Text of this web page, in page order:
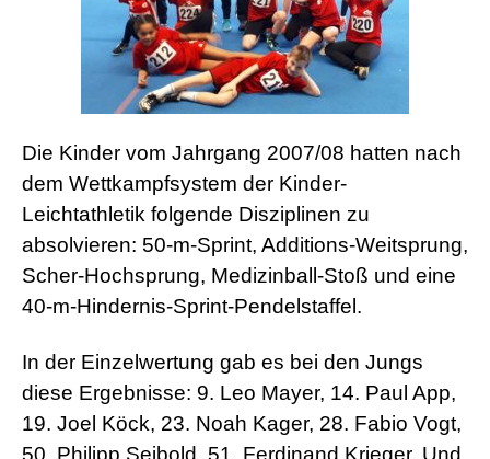
Die Kinder vom Jahrgang 2007/08 hatten nach
dem Wettkampfsystem der Kinder-
Leichtathletik folgende Disziplinen zu
absolvieren: 50-m-Sprint, Additions-Weitsprung,
Scher-Hochsprung, Medizinball-Stoß und eine
40-m-Hindernis-Sprint-Pendelstaffel.
In der Einzelwertung gab es bei den Jungs
diese Ergebnisse: 9. Leo Mayer, 14. Paul App,
19. Joel Köck, 23. Noah Kager, 28. Fabio Vogt,
50. Philipp Seibold, 51. Ferdinand Krieger. Und